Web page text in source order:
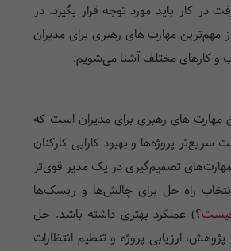
در کار باید مورد توجه قرار بگیرد. در
مهم‌ترین مهارت های رهبری برای مدیران
و کارهای مختلف آشنا می‌شویم.
مهارت های رهبری برای مدیران است که
پروژه‌ها و بهبود کارایی کارکنان
تصمیم‌گیری در یک مدیر قوی‌تر
راه حل برای چالش‌ها و ریسک‌ها
) عملکرد بهتری داشته باشد. حل
پژوهش، ارزیابی پروژه و تنظیم انتظارات